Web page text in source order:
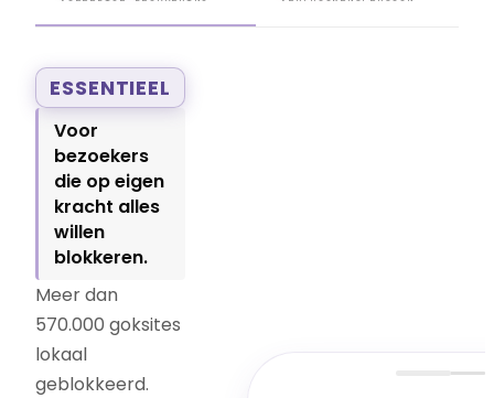
ESSENTIEEL
Voor
bezoekers
die op eigen
kracht alles
willen
blokkeren.
Meer dan
570.000 goksites
lokaal
geblokkeerd.